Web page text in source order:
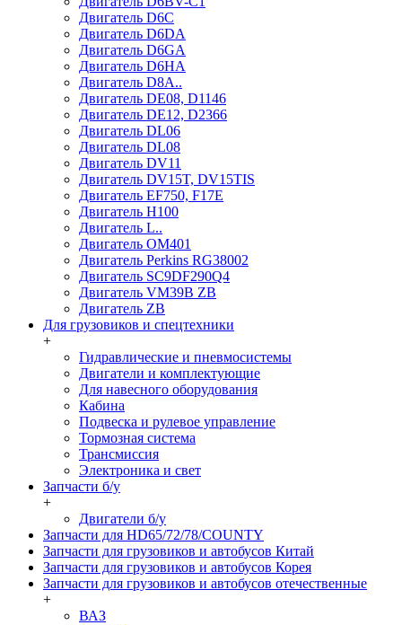
Двигатель D6C
Двигатель D6DA
Двигатель D6GA
Двигатель D6HA
Двигатель D8A..
Двигатель DE08, D1146
Двигатель DE12, D2366
Двигатель DL06
Двигатель DL08
Двигатель DV11
Двигатель DV15T, DV15TIS
Двигатель EF750, F17E
Двигатель H100
Двигатель L..
Двигатель OM401
Двигатель Perkins RG38002
Двигатель SC9DF290Q4
Двигатель VM39B ZB
Двигатель ZB
Для грузовиков и спецтехники
+
Гидравлические и пневмосистемы
Двигатели и комплектующие
Для навесного оборудования
Кабина
Подвеска и рулевое управление
Тормозная система
Трансмиссия
Электроника и свет
Запчасти б/у
+
Двигатели б/у
Запчасти для HD65/72/78/COUNTY
Запчасти для грузовиков и автобусов Китай
Запчасти для грузовиков и автобусов Корея
Запчасти для грузовиков и автобусов отечественные
+
ВАЗ